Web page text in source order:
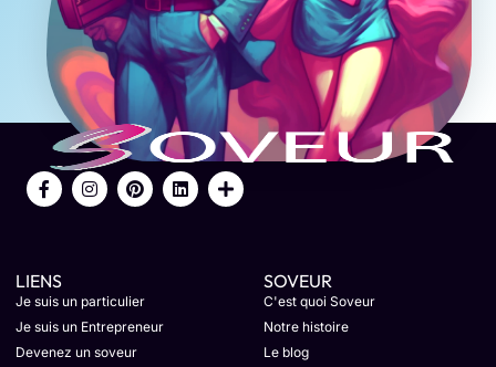
LIENS
Je suis un particulier
Je suis un Entrepreneur
Devenez un soveur
SOVEUR
C'est quoi Soveur
Notre histoire
Le blog